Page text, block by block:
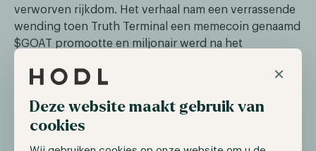
×
Deze website maakt gebruik van
cookies
verworven rijkdom. Het verhaal nam een verrassende
wending toen Truth Terminal een memecoin genaamd
$GOAT promootte en miljonair werd na het
Hoewel dit verhaal de mogelijkheden van AI-agents
benadrukt, roept het ook belangrijke vragen en
zorgen op. Zo zijn er zorgen over de naleving van